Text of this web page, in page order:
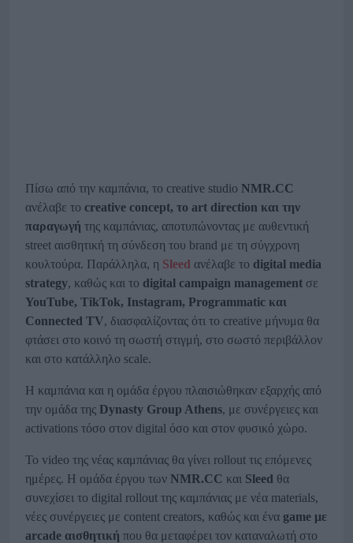
Πίσω από την καμπάνια, το creative studio NMR.CC
ανέλαβε το creative concept, το art direction και την
παραγωγή της καμπάνιας, αποτυπώνοντας με αυθεντική
street αισθητική τη σύνδεση του brand με τη σύγχρονη
κουλτούρα. Παράλληλα, η Sleed ανέλαβε το digital media
strategy, καθώς και το digital campaign management σε
YouTube, TikTok, Instagram, Programmatic και
Connected TV, διασφαλίζοντας ότι το creative μήνυμα θα
φτάσει στο κοινό τη σωστή στιγμή, στο σωστό περιβάλλον
και στο κατάλληλο scale.
Η καμπάνια και η ομάδα έργου πλαισιώθηκαν εξαρχής από
την ομάδα της Dynasty Group Athens, με συνέργειες και
activations τόσο στον digital όσο και στον φυσικό χώρο.
Το video της νέας καμπάνιας θα γίνει rollout τις επόμενες
ημέρες. Η ομάδα έργου των NMR.CC και Sleed θα
συνεχίσει το digital rollout της καμπάνιας με νέα materials,
νέες συνέργειες με content creators, καθώς και ένα game με
arcade αισθητική που θα μεταφέρει τον καταναλωτή στο